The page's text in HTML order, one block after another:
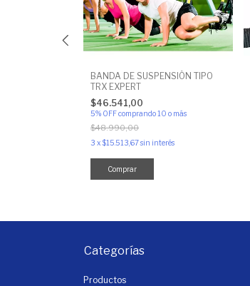
BANDA DE SUSPENSIÓN TIPO
TRX EXPERT
$46.541,00
5% OFFcomprando 10 o más
$48.990,00
3 x$15.513,67sin interés
Categorías
Productos